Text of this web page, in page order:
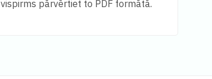
pārvērtiet to PDF formātā.